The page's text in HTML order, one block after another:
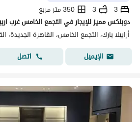
3
3
350 متر مربع
دوبلكس مميز للإيجار في التجمع الخامس غرب
أرابيلا بارك، التجمع الخامس، القاهرة الجديدة،
الإيميل
اتصل